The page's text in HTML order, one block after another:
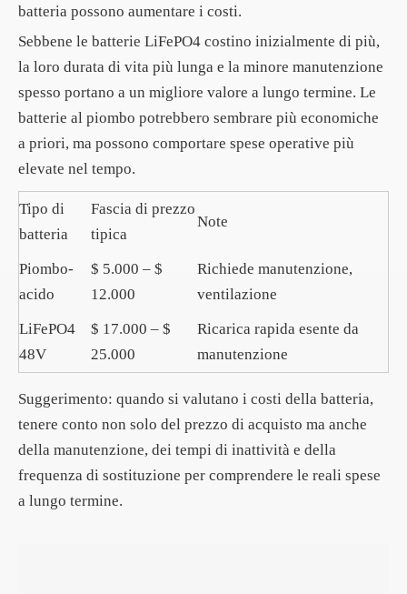
batteria possono aumentare i costi.
Sebbene le batterie LiFePO4 costino inizialmente di più,
la loro durata di vita più lunga e la minore manutenzione
spesso portano a un migliore valore a lungo termine. Le
batterie al piombo potrebbero sembrare più economiche
a priori, ma possono comportare spese operative più
elevate nel tempo.
Tipo di
batteria
Fascia di prezzo
tipica
Note
Piombo-
acido
$ 5.000 – $
12.000
Richiede manutenzione,
ventilazione
LiFePO4
48V
$ 17.000 – $
25.000
Ricarica rapida esente da
manutenzione
Suggerimento: quando si valutano i costi della batteria,
tenere conto non solo del prezzo di acquisto ma anche
della manutenzione, dei tempi di inattività e della
frequenza di sostituzione per comprendere le reali spese
a lungo termine.